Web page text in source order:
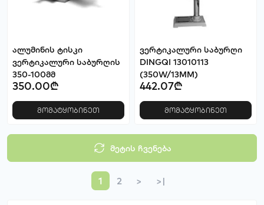
ალუმინის ტისკი
ვერტიკალური საბურღის
350-100მმ
350.00₾
მომატყობინეთ
ვერტიკალური საბურღი
DINGQI 13010113
(350W/13MM)
442.07₾
მომატყობინეთ
მეტის ჩვენება
1 2 > >|